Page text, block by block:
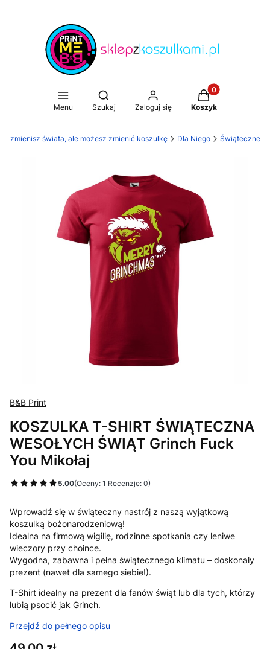
Menu
Otwórz wyszukiwarkę
Szukaj Zaloguj się
Produkty w
Koszyk
zmienisz świata, ale możesz zmienić koszulkę Dla Niego Świąteczne
B&B Print
KOSZULKA T-SHIRT ŚWIĄTECZNA
WESOŁYCH ŚWIĄT Grinch Fuck
You Mikołaj
5.00(Oceny: 1 Recenzje: 0)
Wprowadź się w świąteczny nastrój z naszą wyjątkową
koszulką bożonarodzeniową!
Idealna na firmową wigilię, rodzinne spotkania czy leniwe
wieczory przy choince.
Wygodna, zabawna i pełna świątecznego klimatu – doskonały
prezent (nawet dla samego siebie!).
T-Shirt idealny na prezent dla fanów świąt lub dla tych, którzy
lubią psocić jak Grinch.
Przejdź do pełnego opisu